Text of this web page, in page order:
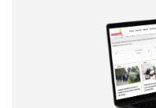
Correo electrónico